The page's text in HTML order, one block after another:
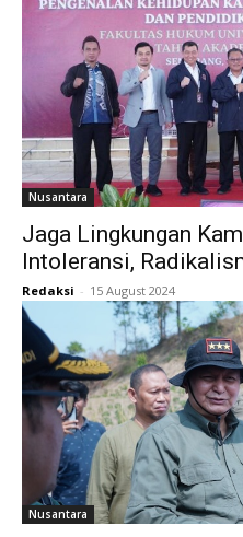
Nusantara
Jaga Lingkungan
Intoleransi,
Redaksi - 15 August 2024
Nusantara